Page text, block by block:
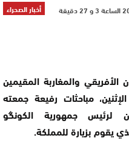
أخبار الصحراء
الأفريقي والمغاربة المقيمين
مباحثات رفيعة جمعته
لرئيس جمهورية الكونگو
يقوم بزيارة للمملكة.